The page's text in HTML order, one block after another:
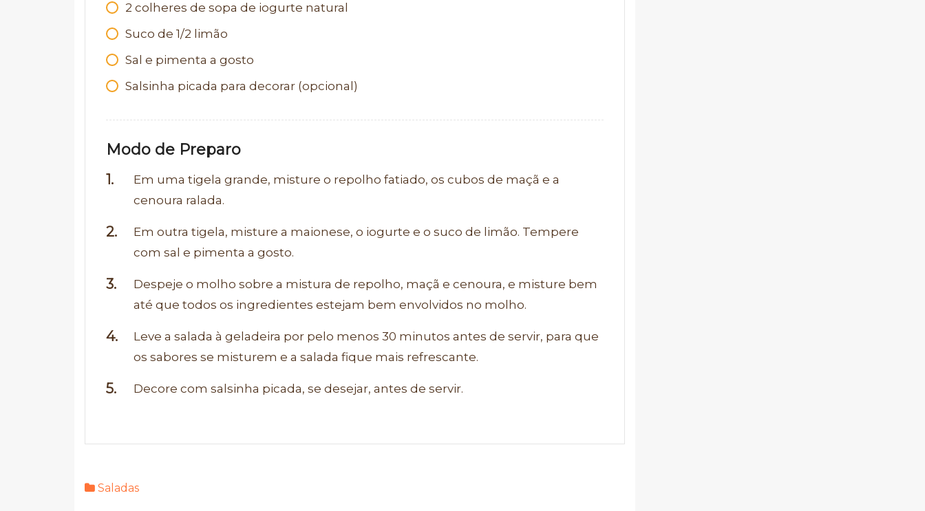
2 colheres de sopa de iogurte natural
Suco de 1/2 limão
Sal e pimenta a gosto
Salsinha picada para decorar (opcional)
Modo de Preparo
Em uma tigela grande, misture o repolho fatiado, os cubos de maçã e a
cenoura ralada.
Em outra tigela, misture a maionese, o iogurte e o suco de limão. Tempere
com sal e pimenta a gosto.
Despeje o molho sobre a mistura de repolho, maçã e cenoura, e misture bem
até que todos os ingredientes estejam bem envolvidos no molho.
Leve a salada à geladeira por pelo menos 30 minutos antes de servir, para que
os sabores se misturem e a salada fique mais refrescante.
Decore com salsinha picada, se desejar, antes de servir.
Saladas